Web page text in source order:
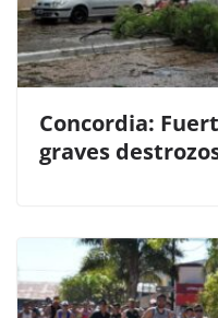
Concordia:
graves